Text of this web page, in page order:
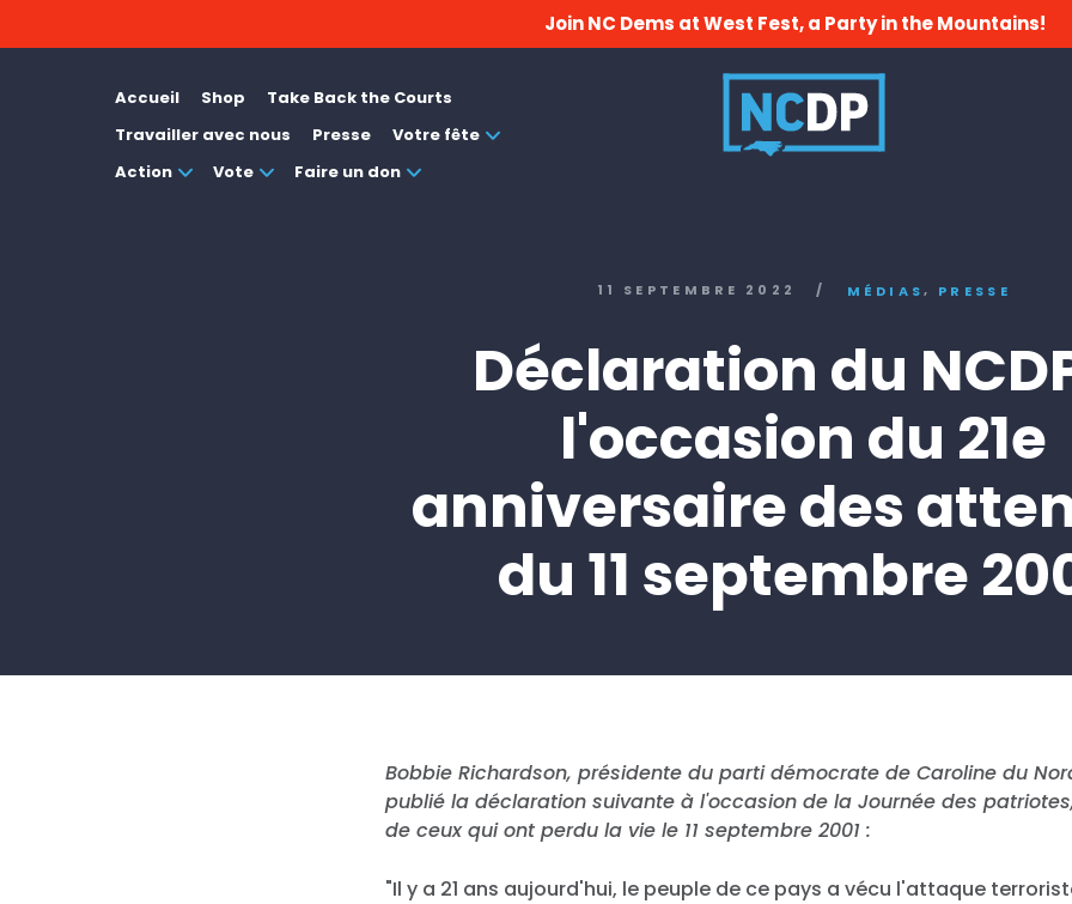
Join NC Dems at West Fest, a Party in the Mountains!
Accueil Shop
Take Back the Courts
Travailler avec nous
Presse
Votre fête
Action
Vote Faire un don
11 SEPTEMBRE 2022 / MÉDIAS, PRESSE
Déclaration du
l'occasion du 21e
anniversaire des
du 11 septembre
Bobbie Richardson, présidente du parti démocrate de Caroline du
publié la déclaration suivante à l'occasion de la Journée des
de ceux qui ont perdu la vie le 11 septembre 2001 :
"Il y a 21 ans aujourd'hui, le peuple de ce pays a vécu l'attaque